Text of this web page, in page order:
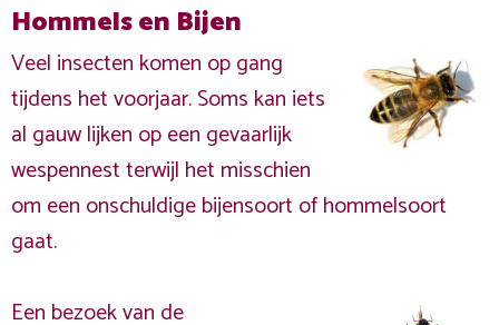
Hommels en Bijen
Veel insecten komen op gang
tijdens het voorjaar. Soms kan iets
al gauw lijken op een gevaarlijk
wespennest terwijl het misschien
om een onschuldige bijensoort of hommelsoort
gaat.
Een bezoek van de